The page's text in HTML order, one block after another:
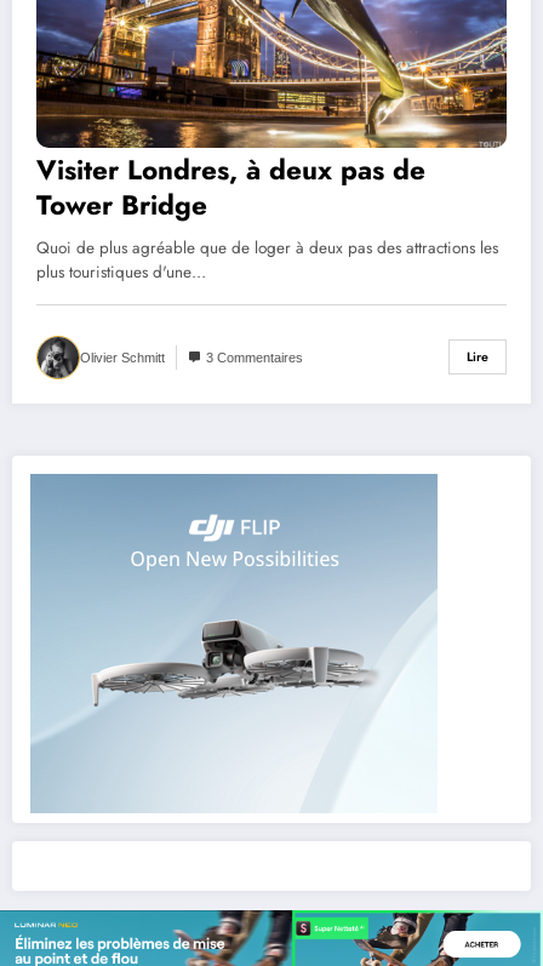
Visiter Londres, à deux pas de
Tower Bridge
Quoi de plus agréable que de loger à deux pas des attractions les
plus touristiques d'une…
Olivier Schmitt 3 Commentaires Lire